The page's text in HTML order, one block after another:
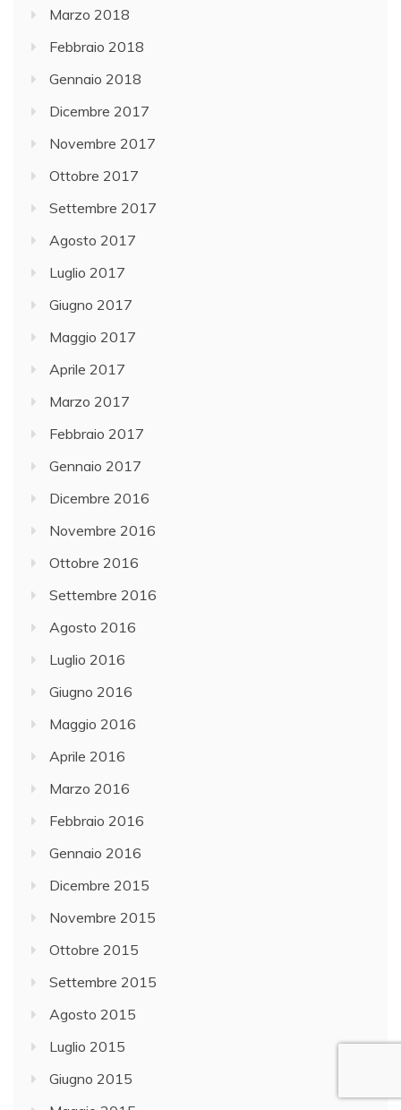
Marzo 2018
Febbraio 2018
Gennaio 2018
Dicembre 2017
Novembre 2017
Ottobre 2017
Settembre 2017
Agosto 2017
Luglio 2017
Giugno 2017
Maggio 2017
Aprile 2017
Marzo 2017
Febbraio 2017
Gennaio 2017
Dicembre 2016
Novembre 2016
Ottobre 2016
Settembre 2016
Agosto 2016
Luglio 2016
Giugno 2016
Maggio 2016
Aprile 2016
Marzo 2016
Febbraio 2016
Gennaio 2016
Dicembre 2015
Novembre 2015
Ottobre 2015
Settembre 2015
Agosto 2015
Luglio 2015
Giugno 2015